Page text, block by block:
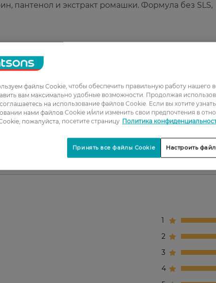
пантенол и экстракт ромашки. Формула без SLS,
эффекта.
1
2
3
4
файлы Cookie, чтобы обеспечить правильную работу нашего
вам максимально удобные возможности. Продолжая
на использование файлов Cookie. Если вы хотите
нами файлов Cookie и/или изменить свои предпочтения в
пожалуйста, посетите страницу Политика
Настроить
Принять все файлы Cookie